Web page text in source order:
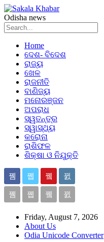
Odisha news
Home
ଦେଶ- ବିଦେଶ
ରାଜ୍ୟ
ଖେଳ
ରାଜନୀତି
ବାଣିଜ୍ୟ
ମନୋରଞ୍ଜନ
ଅପରାଧ
ସ୍ୱତନ୍ତ୍ର
ସ୍ୱାସ୍ଥ୍ୟ
କରୋନା
ରାଶିଫଳ
ଶିକ୍ଷା ଓ ନିଯୁକ୍ତି
Friday, August 7, 2026
About Us
Odia Unicode Converter